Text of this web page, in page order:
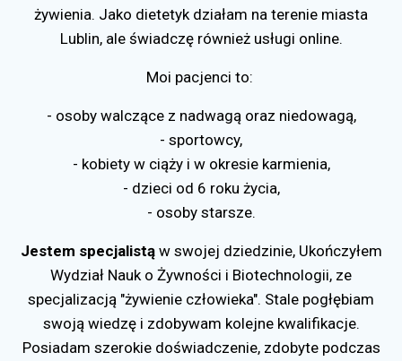
żywienia. Jako dietetyk działam na terenie miasta
Lublin, ale świadczę również usługi online.
Moi pacjenci to:
- osoby walczące z nadwagą oraz niedowagą,
- sportowcy,
- kobiety w ciąży i w okresie karmienia,
- dzieci od 6 roku życia,
- osoby starsze.
Jestem specjalistąw swojej dziedzinie, Ukończyłem
Wydział Nauk o Żywności i Biotechnologii, ze
specjalizacją "żywienie człowieka". Stale pogłębiam
swoją wiedzę i zdobywam kolejne kwalifikacje.
Posiadam szerokie doświadczenie, zdobyte podczas